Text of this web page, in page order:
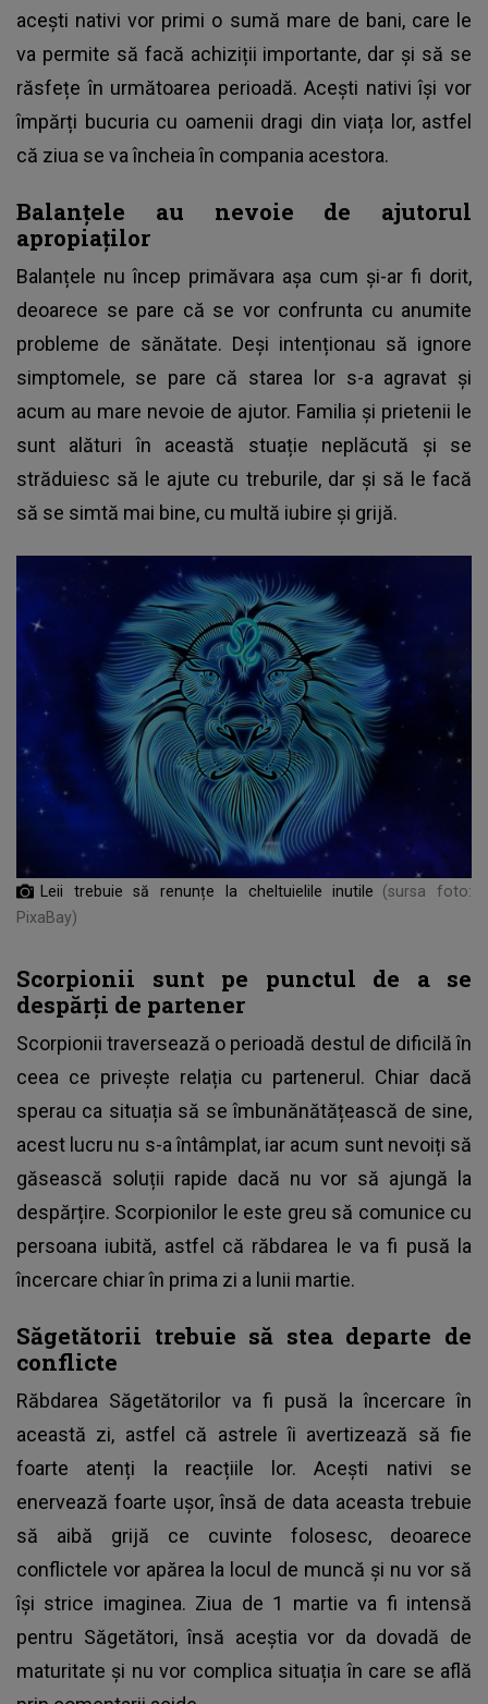
acești nativi vor primi o sumă mare de bani, care le
va permite să facă achiziții importante, dar și să se
răsfețe în următoarea perioadă. Acești nativi își vor
împărți bucuria cu oamenii dragi din viața lor, astfel
că ziua se va încheia în compania acestora.
Balanțele au nevoie de ajutorul
apropiaților
Balanțele nu încep primăvara așa cum și-ar fi dorit,
deoarece se pare că se vor confrunta cu anumite
probleme de sănătate. Deși intenționau să ignore
simptomele, se pare că starea lor s-a agravat și
acum au mare nevoie de ajutor. Familia și prietenii le
sunt alături în această stuație neplăcută și se
străduiesc să le ajute cu treburile, dar și să le facă
să se simtă mai bine, cu multă iubire și grijă.
Leii trebuie să renunțe la cheltuielile inutile
(sursa foto:
PixaBay)
Scorpionii sunt pe punctul de a se
despărți de partener
Scorpionii traversează o perioadă destul de dificilă în
ceea ce privește relația cu partenerul. Chiar dacă
sperau ca situația să se îmbunănătățească de sine,
acest lucru nu s-a întâmplat, iar acum sunt nevoiți să
găsească soluții rapide dacă nu vor să ajungă la
despărțire. Scorpionilor le este greu să comunice cu
persoana iubită, astfel că răbdarea le va fi pusă la
încercare chiar în prima zi a lunii martie.
Săgetătorii trebuie să stea departe de
conflicte
Răbdarea Săgetătorilor va fi pusă la încercare în
această zi, astfel că astrele îi avertizează să fie
foarte atenți la reacțiile lor. Acești nativi se
enervează foarte ușor, însă de data aceasta trebuie
să aibă grijă ce cuvinte folosesc, deoarece
conflictele vor apărea la locul de muncă și nu vor să
își strice imaginea. Ziua de 1 martie va fi intensă
pentru Săgetători, însă aceștia vor da dovadă de
maturitate și nu vor complica situația în care se află